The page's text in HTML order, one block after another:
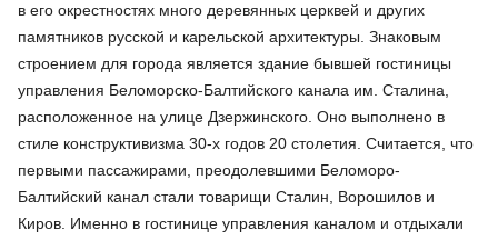
в его окрестностях много деревянных церквей и других
памятников русской и карельской архитектуры. Знаковым
строением для города является здание бывшей гостиницы
управления Беломорско-Балтийского канала им. Сталина,
расположенное на улице Дзержинского. Оно выполнено в
стиле конструктивизма 30-х годов 20 столетия. Считается, что
первыми пассажирами, преодолевшими Беломоро-
Балтийский канал стали товарищи Сталин, Ворошилов и
Киров. Именно в гостинице управления каналом и отдыхали